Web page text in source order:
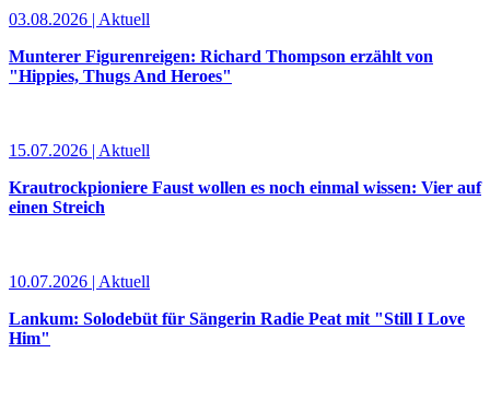
03.08.2026 | Aktuell
Munterer Figurenreigen: Richard Thompson erzählt von
"Hippies, Thugs And Heroes"
15.07.2026 | Aktuell
Krautrockpioniere Faust wollen es noch einmal wissen: Vier auf
einen Streich
10.07.2026 | Aktuell
Lankum: Solodebüt für Sängerin Radie Peat mit "Still I Love
Him"